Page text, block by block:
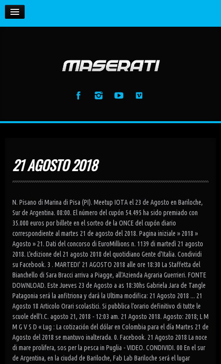
La Vida Loca (feat. BS) [Radio Edit]
Maserati
Anthem (Extended Mix)
21 AGOSTO 2018
N. Pisano di Marina di Pisa (PI). Meetup IOTA el 23 de Agosto en Bariloche,
Sur de Argentina. 08:00. El número del cupón 54.495 ha sido premiado con
35.000 euros por billete en el sorteo de la ONCE del cupón diario
correspondiente al martes 21 de agosto del 2018. Pagina iniziale » 2018 »
Agosto » 21. Dati del concorso di EuroMillions n. 1139 di martedì 21 agosto
2018. L'edizione del 21 agosto 2018 del quotidiano Gente d'Italia. Condividi
su Facebook. 3 . MARTEDI' 21 AGOSTO 2018 alle ore 18:30 La Staffetta del
Bianchello di Sara Bracci arriva a Piagge, all'Azienda Agraria Guerrieri. FONTE
DOWNLOAD. Este Jueves 23 de Agosto a as 18:30hs Gabriela Jara de Tangle
Patagonia será la anfitriona y dará la Ultima modifica: 21 Agosto 2018 ... 21
Agosto 18 Articolo Orari scolastici. Si pubblica l’orario definitivo di tutte le
scuole dell’I.C. agosto 21, 2018 - 12:03 am. 21 Agosto 2018. Agosto: 2018; L M
M G V S D « Lug : La cotización del dólar en Colombia para el día Martes 21 de
Agosto del 2018 se mantuvo inalterada. 0. Facebook. 21 Agosto 2018 La noce
di mare prolifera, sos per la pesca in Puglia - VIDEO. CONDIVIDI. 00 En el sur
de Argentina, en la ciudad de Bariloche, Fab Lab Bariloche será el lugar